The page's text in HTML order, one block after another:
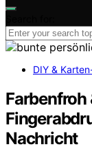
DIY &
Farbenfroh
Nachricht